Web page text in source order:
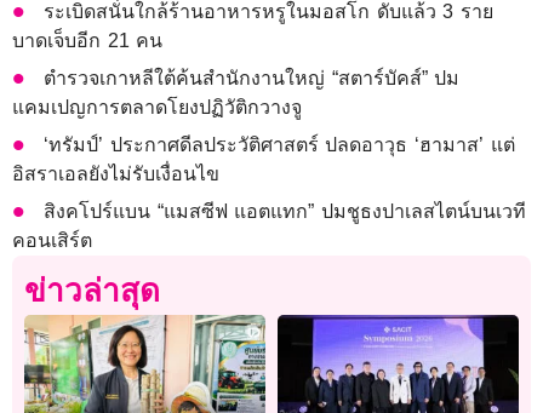
ระเบิดสนั่นใกล้ร้านอาหารหรูในมอสโก ดับแล้ว 3 ราย
บาดเจ็บอีก 21 คน
ตำรวจเกาหลีใต้ค้นสำนักงานใหญ่ “สตาร์บัคส์” ปม
แคมเปญการตลาดโยงปฏิวัติกวางจู
‘ทรัมป์’ ประกาศดีลประวัติศาสตร์ ปลดอาวุธ ‘ฮามาส’ แต่
อิสราเอลยังไม่รับเงื่อนไข
สิงคโปร์แบน “แมสซีฟ แอตแทก” ปมชูธงปาเลสไตน์บนเวที
คอนเสิร์ต
ข่าวล่าสุด